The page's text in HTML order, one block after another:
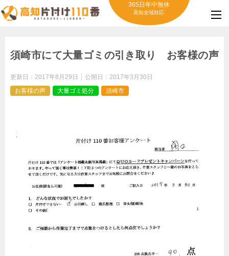
365日年中無休
高知全域対応
須崎市にて大量ゴミの引き取り お客様の声
更新日： 2017年8月29日 公開日： 2017年3月30日
お客様の声
大量ゴミ処分 須崎市